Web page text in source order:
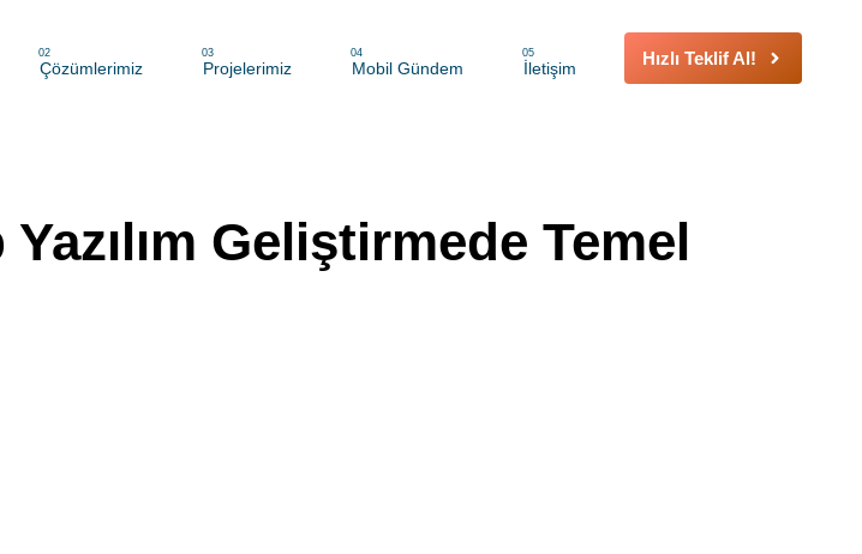
Çözümlerimiz
02
Projelerimiz
03
Mobil Gündem
04
İletişim
05 Hızlı Teklif Al!
Geliştirmede Temel